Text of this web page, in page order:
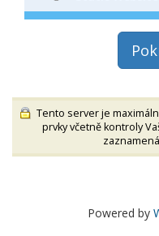
Tento server je
prvky včetně kontroly
Powered by